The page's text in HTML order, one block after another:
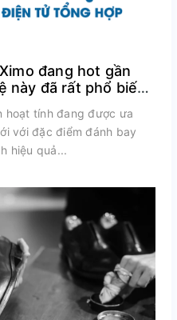
đang hot gần
này đã rất phổ biến
hoạt tính đang được ưa
với đặc điểm đánh bay
hiệu quả...